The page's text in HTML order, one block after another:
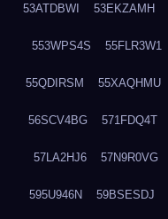
53ATDBWI 53EKZAMH
553WPS4S 55FLR3W1
55QDIRSM 55XAQHMU
56SCV4BG 571FDQ4T
57LA2HJ6 57N9R0VG
595U946N 59BSESDJ